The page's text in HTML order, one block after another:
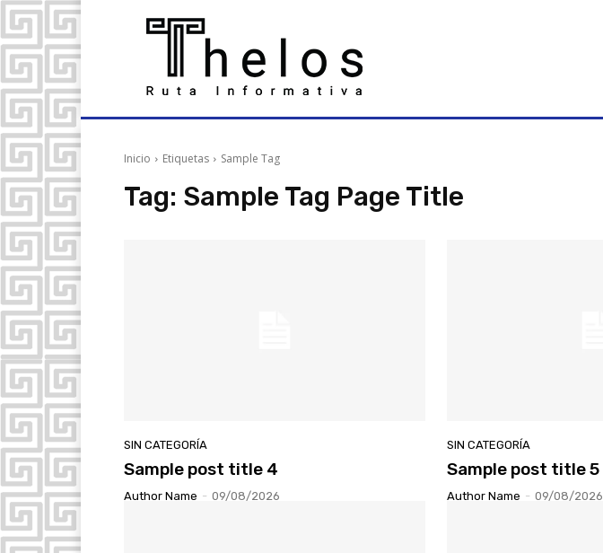
Inicio Etiquetas Sample Tag
Tag: Sample Tag Page Title
SIN CATEGORÍA
Sample post title 4
Author Name - 09/08/2026
SIN CATEGORÍA
Sample post title 5
Author Name - 09/08/2026